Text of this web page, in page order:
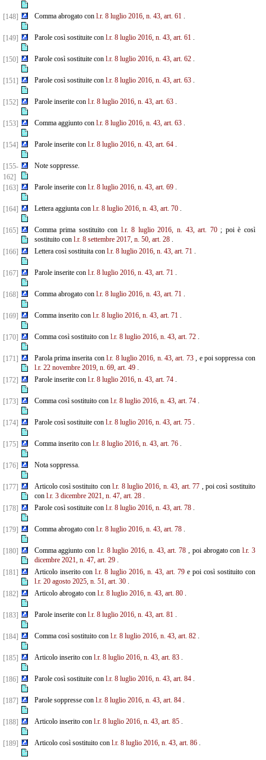
[148] Comma abrogato con l.r. 8 luglio 2016, n. 43, art. 61.
[149] Parole così sostituite con l.r. 8 luglio 2016, n. 43, art. 61.
[150] Parole così sostituite con l.r. 8 luglio 2016, n. 43, art. 62.
[151] Parole così sostituite con l.r. 8 luglio 2016, n. 43, art. 63.
[152] Parole inserite con l.r. 8 luglio 2016, n. 43, art. 63.
[153] Comma aggiunto con l.r. 8 luglio 2016, n. 43, art. 63.
[154] Parole inserite con l.r. 8 luglio 2016, n. 43, art. 64.
[155-
162]
Note soppresse.
[163] Parole inserite con l.r. 8 luglio 2016, n. 43, art. 69.
[164] Lettera aggiunta con l.r. 8 luglio 2016, n. 43, art. 70.
[165] Comma prima sostituito con l.r. 8 luglio 2016, n. 43, art. 70; poi è così
sostituito con l.r. 8 settembre 2017, n. 50, art. 28.
[166]
Lettera così sostituita con l.r. 8 luglio 2016, n. 43, art. 71.
[167] Parole inserite con l.r. 8 luglio 2016, n. 43, art. 71.
[168] Comma abrogato con l.r. 8 luglio 2016, n. 43, art. 71.
[169] Comma inserito con l.r. 8 luglio 2016, n. 43, art. 71.
[170] Comma così sostituito con l.r. 8 luglio 2016, n. 43, art. 72.
[171] Parola prima inserita conl.r. 8 luglio 2016, n. 43, art. 73, e poi soppressa con
l.r. 22 novembre 2019, n. 69, art. 49.
[172]
Parole inserite con l.r. 8 luglio 2016, n. 43, art. 74.
[173] Comma così sostituito con l.r. 8 luglio 2016, n. 43, art. 74.
[174] Parole così sostituite con l.r. 8 luglio 2016, n. 43, art. 75.
[175] Comma inserito con l.r. 8 luglio 2016, n. 43, art. 76.
[176] Nota soppressa.
[177] Articolo così sostituito conl.r. 8 luglio 2016, n. 43, art. 77 , poi così sostituito
con l.r. 3 dicembre 2021, n. 47, art. 28.
[178]
Parole così sostituite con l.r. 8 luglio 2016, n. 43, art. 78.
[179] Comma abrogato con l.r. 8 luglio 2016, n. 43, art. 78.
[180] Comma aggiunto con l.r. 8 luglio 2016, n. 43, art. 78 , poi abrogato conl.r. 3
dicembre 2021, n. 47, art. 29.
[181]
Articolo inserito conl.r. 8 luglio 2016, n. 43, art. 79 e poi così sostituito con
l.r. 20 agosto 2025, n. 51, art. 30.
[182]
Articolo abrogato con l.r. 8 luglio 2016, n. 43, art. 80.
[183] Parole inserite con l.r. 8 luglio 2016, n. 43, art. 81.
[184] Comma così sostituito con l.r. 8 luglio 2016, n. 43, art. 82.
[185] Articolo inserito con l.r. 8 luglio 2016, n. 43, art. 83.
[186] Parole così sostituite con l.r. 8 luglio 2016, n. 43, art. 84.
[187] Parole soppresse con l.r. 8 luglio 2016, n. 43, art. 84.
[188] Articolo inserito con l.r. 8 luglio 2016, n. 43, art. 85.
[189] Articolo così sostituito con l.r. 8 luglio 2016, n. 43, art. 86.